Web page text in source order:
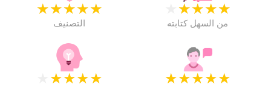
★
★
★
★
★
التصنيف
★
★
★
★
من السهل كتابته
★
★
★
★ ★
★
★
★
★